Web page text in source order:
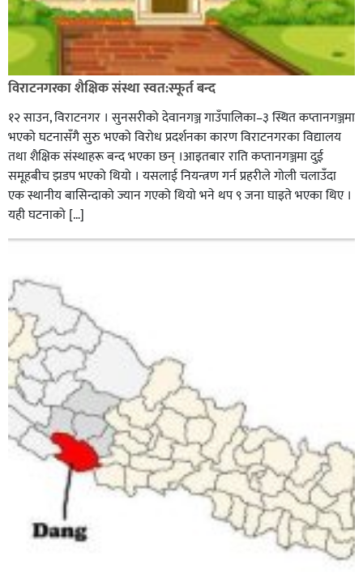
विराटनगरका शैक्षिक संस्था स्वत:स्फूर्त बन्द
१२ साउन, विराटनगर । सुनसरीको देवानगञ्ज गाउँपालिका–३ स्थित कप्तानगञ्जमा
भएको घटनासँगै सुरु भएको विरोध प्रदर्शनका कारण विराटनगरका विद्यालय
तथा शैक्षिक संस्थाहरू बन्द भएका छन् ।आइतबार राति कप्तानगञ्जमा दुई
समूहबीच झडप भएको थियो । यसलाई नियन्त्रण गर्न प्रहरीले गोली चलाउँदा
एक स्थानीय बासिन्दाको ज्यान गएको थियो भने थप ९ जना घाइते भएका थिए ।
यही घटनाको […]